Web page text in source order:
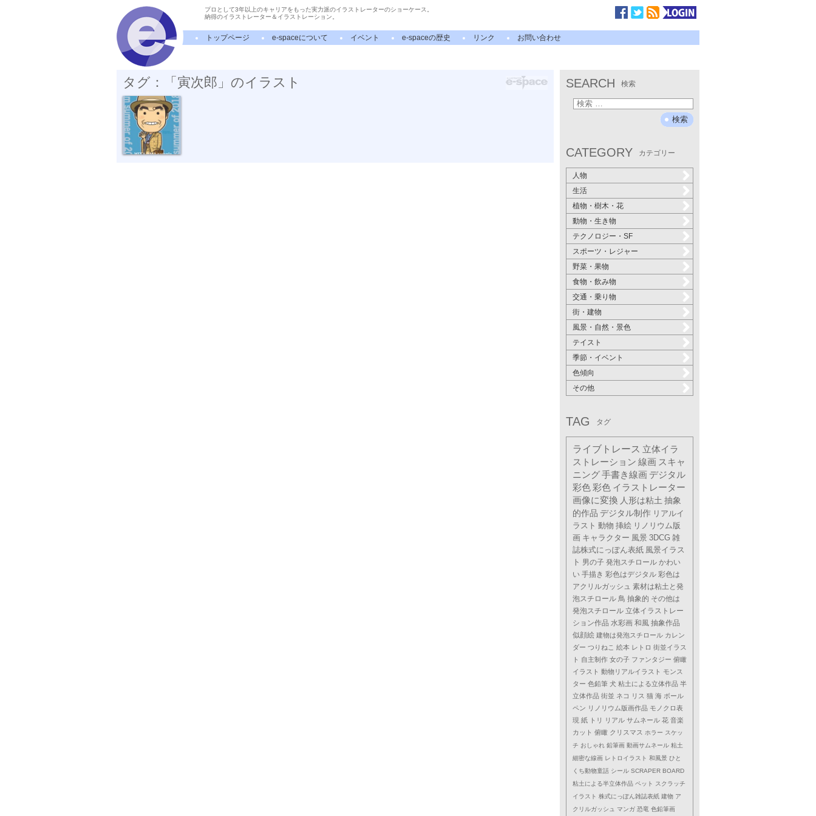
プロとして3年以上のキャリアをもった実力派のイラストレーターのショーケース。
納得のイラストレーター＆イラストレーション。
トップページ e-spaceについて イベント e-spaceの歴史 リンク お問い合わせ
タグ：「寅次郎」のイラスト
『TORA18 柴... SEARCH 検索
CATEGORY カテゴリー
人物
生活
植物・樹木・花
動物・生き物
テクノロジー・SF
スポーツ・レジャー
野菜・果物
食物・飲み物
交通・乗り物
街・建物
風景・自然・景色
テイスト
季節・イベント
色傾向
その他
TAG タグ
ライブトレース 立体イラ
ストレーション 線画 スキャ
ニング手書き線画 デジタル
彩色彩色 イラストレーター
画像に変換 人形は粘土 抽象
的作品 デジタル制作 リアルイ
ラスト 動物 挿絵 リノリウム版
画 キャラクター 風景 3DCG 雑
誌株式にっぽん表紙 風景イラス
ト 男の子 発泡スチロール かわい
い 手描き 彩色はデジタル 彩色は
アクリルガッシュ 素材は粘土と発
泡スチロール 鳥 抽象的 その他は
発泡スチロール 立体イラストレー
ション作品 水彩画 和風 抽象作品
似顔絵 建物は発泡スチロール カレン
ダー つりねこ 絵本 レトロ 街並イラス
ト 自主制作 女の子 ファンタジー 俯瞰
イラスト 動物リアルイラスト モンス
ター 色鉛筆 犬 粘土による立体作品 半
立体作品 街並 ネコ リス 猫 海 ボール
ペン リノリウム版画作品 モノクロ表
現 紙 トリ リアル サムネール 花 音楽
カット 俯瞰 クリスマス ホラー スケッ
チ おしゃれ 鉛筆画 動画サムネール 粘土
細密な線画 レトロイラスト 和風景 ひと
くち動物童話 シール SCRAPER BOARD
粘土による半立体作品 ペット
スクラッチ
イラスト 株式にっぽん雑誌表紙 建物 ア
クリルガッシュ
マンガ 恐竜 色鉛筆画